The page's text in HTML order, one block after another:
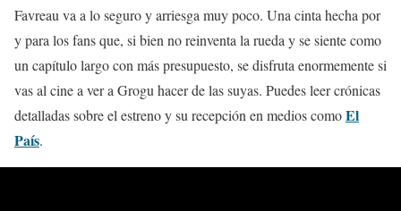
Favreau va a lo seguro y arriesga muy poco. Una cinta hecha por
y para los fans que, si bien no reinventa la rueda y se siente como
un capítulo largo con más presupuesto, se disfruta enormemente si
vas al cine a ver a Grogu hacer de las suyas. Puedes leer crónicas
detalladas sobre el estreno y su recepción en medios comoEl
País.